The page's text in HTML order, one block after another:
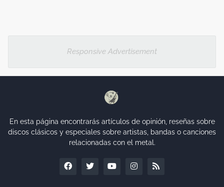
Responsive Advertisement
En esta página encontrarás artículos de opinión, reseñas sobre
discos clásicos y especiales sobre artistas, bandas o canciones
relacionadas con el metal.